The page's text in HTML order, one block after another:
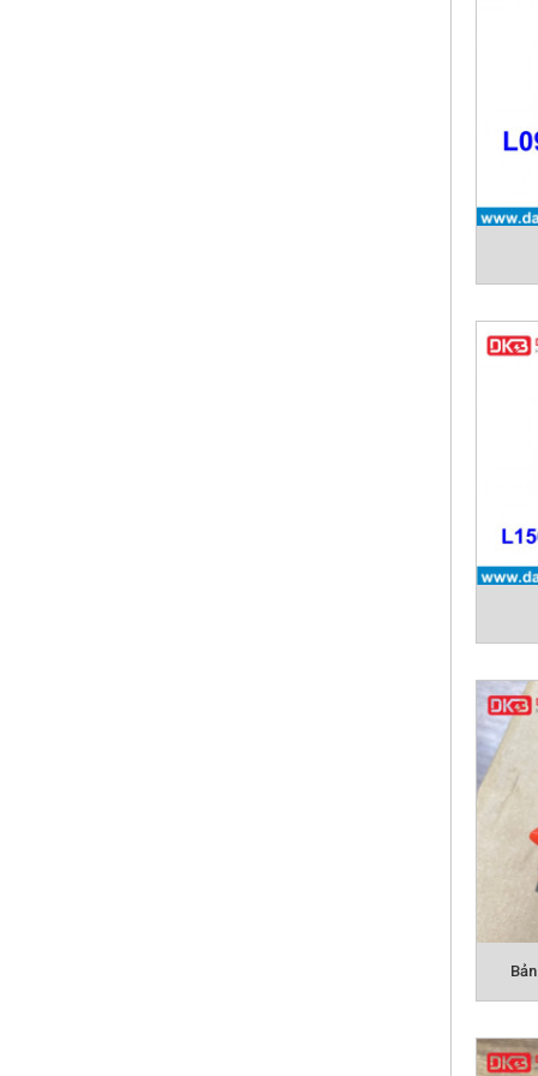
- Ma
- Chịu
-
- Bù
Khớp
tâm
khác
Máy
Quý
hợp
vấn